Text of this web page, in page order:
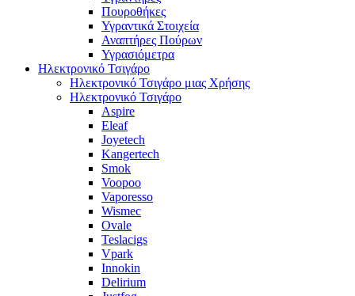
Πουροθήκες
Υγραντικά Στοιχεία
Αναπτήρες Πούρων
Υγρασιόμετρα
Ηλεκτρονικό Τσιγάρο
Ηλεκτρονικό Τσιγάρο μιας Χρήσης
Ηλεκτρονικό Τσιγάρο
Aspire
Eleaf
Joyetech
Kangertech
Smok
Voopoo
Vaporesso
Wismec
Ovale
Teslacigs
Vpark
Innokin
Delirium